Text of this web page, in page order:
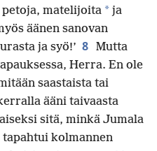
matelijoita * ja
äänen sanovan
ja syö!’ 8 Mutta
Herra. En ole
saastaista tai
ääni taivaasta
sitä, minkä Jumala
tapahtui kolmannen